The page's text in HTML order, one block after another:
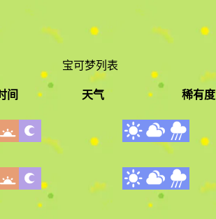
宝可梦列表
间 天气 稀有度
天气